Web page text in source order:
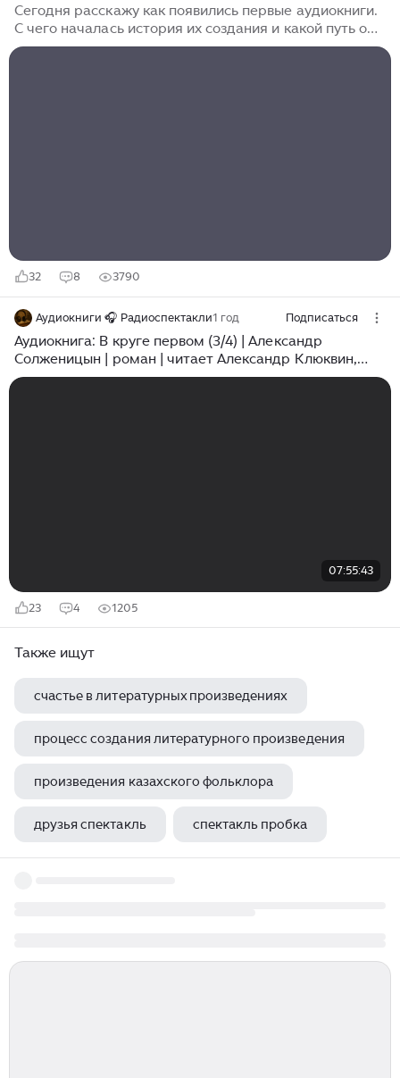
Сегодня расскажу как появились первые аудиокниги.
С чего началась история их создания и какой путь они
прошли за почти полтора века: от записей на
32 8 3790
Аудиокниги 🎧 Радиоспектакли1 год Подписаться
Аудиокнига: В круге первом (3/4) | Александр
Солженицын | роман | читает Александр Клюквин,
2015 год | слушать онлайн бесплатно
07:55:43
23 4 1205
Также ищут
счастье в литературных произведениях
процесс создания литературного произведения
произведения казахского фольклора
друзья спектакль спектакль пробка